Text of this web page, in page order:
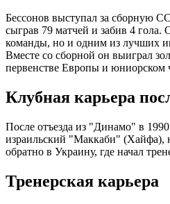
Бессонов выступал за сборную
сыграв 79 матчей и забив 4
команды, но и одним из лучших
Вместе со сборной он выиграл
первенстве Европы и юниорском
Клубная карьера
После отъезда из "Динамо" в
израильский "Маккаби" (Хайфа),
обратно в Украину, где начал
Тренерская карьера